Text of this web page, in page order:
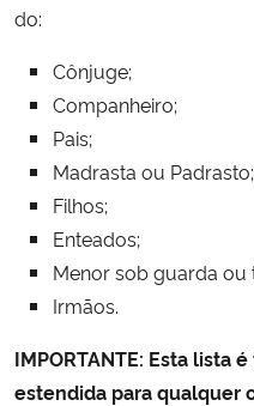
Ministério de Minas e Energia
Ministério da Ciência, Tecnologia,
Ministério do Meio Ambiente
Ministério do Turismo
Ministério do Desenvolvimento
do:
Cônjuge;
Companheiro;
Pais;
Madrasta ou Padrasto;
Filhos;
Enteados;
Menor sob guarda ou
Irmãos.
IMPORTANTE: Esta lista
estendida para qualquer